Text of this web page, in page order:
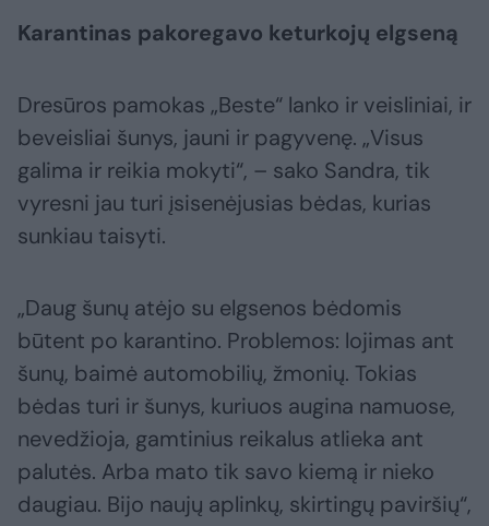
Karantinas pakoregavo keturkojų elgseną
Dresūros pamokas „Beste“ lanko ir veisliniai, ir
beveisliai šunys, jauni ir pagyvenę. „Visus
galima ir reikia mokyti“, – sako Sandra, tik
vyresni jau turi įsisenėjusias bėdas, kurias
sunkiau taisyti.
„Daug šunų atėjo su elgsenos bėdomis
būtent po karantino. Problemos: lojimas ant
šunų, baimė automobilių, žmonių. Tokias
bėdas turi ir šunys, kuriuos augina namuose,
nevedžioja, gamtinius reikalus atlieka ant
palutės. Arba mato tik savo kiemą ir nieko
daugiau. Bijo naujų aplinkų, skirtingų paviršių“,